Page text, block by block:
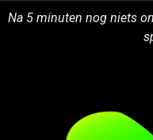
Na 5 minuten nog niets